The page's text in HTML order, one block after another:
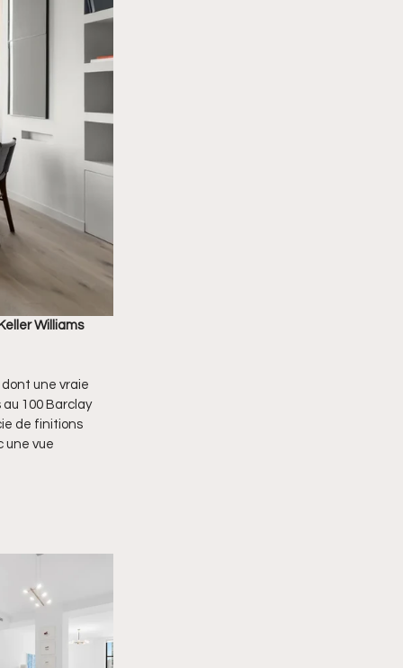
Williams
dont une vraie
100 Barclay
de finitions
une vue